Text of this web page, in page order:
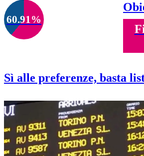
60.91%
Sì alle preferenze, basta